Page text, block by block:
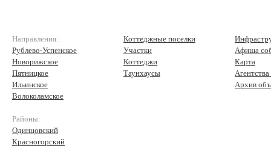
Направления:
Рублево-Успенское
Новорижское
Пятницкое
Ильинское
Волоколамское
Районы:
Одинцовский
Красногорский
Коттеджные поселки
Участки
Коттеджи
Таунхаусы
Афиша
Карта
Архив